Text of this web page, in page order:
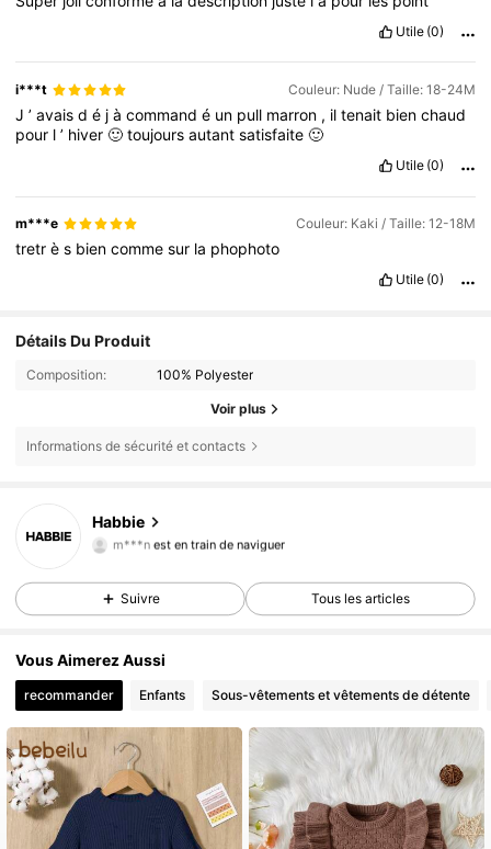
Utile (0)
i***t Couleur: Nude / Taille: 18-24M
J’avaisdé jàcommandé un pull marron , iltenait bienchaud
pour l’ hiver🙂toujoursautantsatisfaite🙂
Utile (0)
m***e Couleur: Kaki / Taille: 12-18M
tretrès biencommesur la phophoto
Utile (0)
Détails Du Produit
Composition: 100% Polyester
Voir plus
Informations de sécurité et contacts
Habbie
4,89
63K Suiveurs
m***n
4,89
63K Suiveurs
4,89 63K Suiveurs
4,89 63K Suiveurs
4,89 63K Suiveurs
63K Suiveurs
4,89 63K Suiveurs
63K Suiveurs
63K Suiveurs
Suivre Tous les articles
Vous Aimerez Aussi
recommander Enfants Sous-vêtements et vêtements de détente